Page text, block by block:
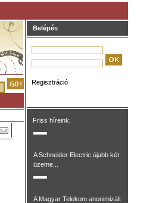
Belépés
Regisztráció
Friss híreink:
A Schneider Electric újabb két
üzeme...
A Magyar Telekom anonimizált